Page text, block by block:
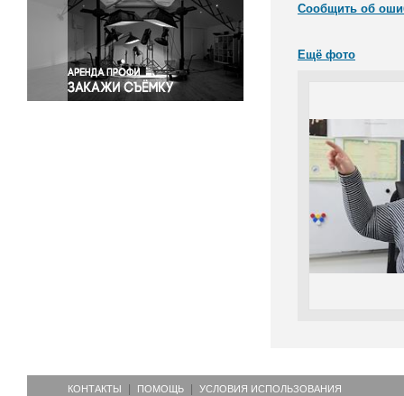
Спорт
Экология
Экономика и бизнес
Сообщить об
Ещё фото
КОНТАКТЫ ПОМОЩЬ УСЛОВИЯ ИСПОЛЬЗОВАНИЯ